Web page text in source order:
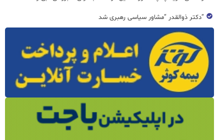
“دکتر ذوالقدر “مشاور سیاسی رهبری شد